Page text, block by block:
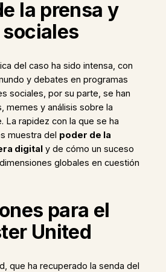
la prensa y
del caso ha sido intensa, con
y debates en programas
sociales, por su parte, se han
memes y análisis sobre la
La rapidez con la que se ha
muestra del poder de la
digitaly de cómo un suceso
globales en cuestión
para el
United
que ha recuperado la senda del